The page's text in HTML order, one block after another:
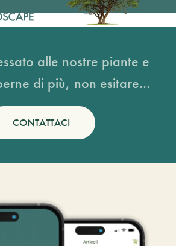
alle nostre piante e
di più, non esitare...
CONTATTACI